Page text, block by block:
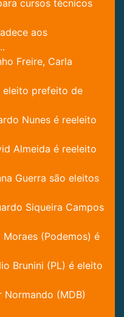
cursos técnicos
aos
Freire, Carla
eleito prefeito de
Nunes é reeleito
Almeida é reeleito
Guerra são eleitos
Siqueira Campos
Moraes (Podemos) é
Brunini (PL) é eleito
Normando (MDB)